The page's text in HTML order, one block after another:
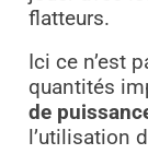
flatteurs.
Ici ce n’est
quantités
de
l’utilisation